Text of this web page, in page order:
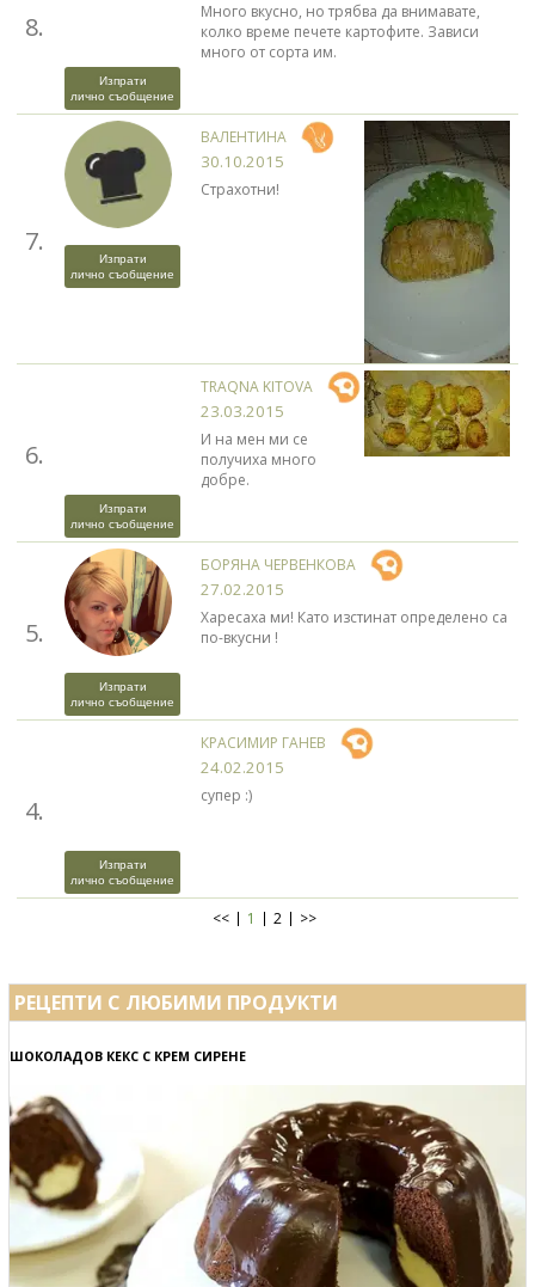
8.
Изпрати
лично съобщение
Много вкусно, но трябва да внимавате,
колко време печете картофите. Зависи
много от сорта им.
7.
Изпрати
лично съобщение
ВАЛЕНТИНА
30.10.2015
Страхотни!
6.
Изпрати
лично съобщение
TRAQNA KITOVA
23.03.2015
И на мен ми се
получиха много
добре.
5.
Изпрати
лично съобщение
БОРЯНА ЧЕРВЕНКОВА
27.02.2015
Харесаха ми! Като изстинат определено са
по-вкусни !
4.
Изпрати
лично съобщение
КРАСИМИР ГАНЕВ
24.02.2015
супер :)
<< 1 2 >>
РЕЦЕПТИ С ЛЮБИМИ ПРОДУКТИ
ШОКОЛАДОВ КЕКС С КРЕМ СИРЕНЕ